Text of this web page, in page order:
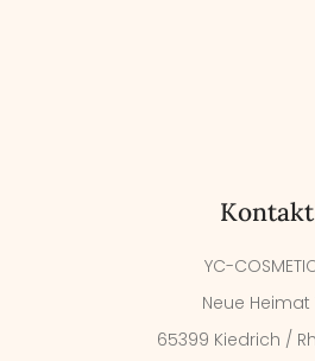
Kontakt
YC-
Neue Heimat
65399 Kiedrich /